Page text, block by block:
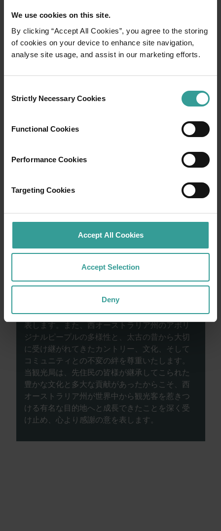
We use cookies on this site.
By clicking “Accept All Cookies”, you agree to the storing
of cookies on your device to enhance site navigation,
analyse site usage, and assist in our marketing efforts.
Selection
Strictly Necessary Cookies
Functional Cookies
Performance Cookies
Targeting Cookies
Accept All Cookies
Accept Selection
Deny
01/03
る大冒険で、オープンロードならではの魅力
を体験してみませんか。 まずは、オーストラ
しても繁栄しているパースから。パースは、
シーンを楽しめる、のんびりとした旅の初め
にぴったりの街です。
もっと読む
もっと読む
ラリア州で古代から生活を営み、世代を超えて
この地を守り続けてきたアボリジナルピープル
の歴史と、過去および現在の長老たちに敬意を
表します。また、西オーストラリア州のアボリ
ジナルピープルの多様性と、太古の昔から大切
に受け継がれてきたカントリー、文化、そして
コミュニティとの不変の絆を尊重いたします。
当観光局は、先住民の皆様が継承してこられた
豊かな文化と多大な貢献があったからこそ、西
オーストラリア州が世界中から観光客を惹きつ
ける有名な目的地へと成長できたことを深く受
け止め、心より感謝の意を表します。